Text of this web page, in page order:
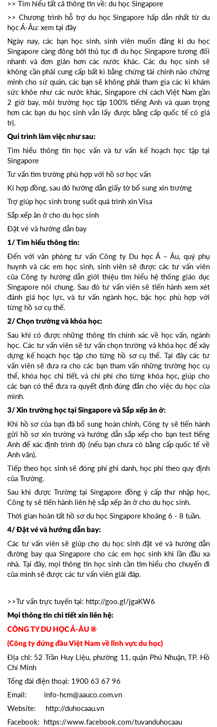
>> Tìm hiểu tất cả thông tin về: du học Singapore
>> Chương trình hỗ trợ du học Singapore hấp dẫn nhất từ du
học Á-Âu: xem tại đây
Ngày nay, các bạn học sinh, sinh viên muốn đăng kí du học
Singapore càng đông bởi thủ tục đi du học Singapore tương đối
nhanh và đơn giản hơn các nước khác. Các du học sinh sẽ
không cần phải cung cấp bất kì bằng chứng tài chính nào chứng
minh cho sứ quán, các bạn sẽ không phải tham gia các kì khám
sức khỏe như các nước khác, Singapore chỉ cách Việt Nam gần
2 giờ bay, môi trường học tập 100% tiếng Anh và quan trọng
hơn các bạn du học sinh vẫn lấy được bằng cấp quốc tế có giá
trị.
Qui trình làm việc như sau:
Tìm hiểu thông tin học vấn và tư vấn kế hoạch học tập tại
Singapore
Tư vấn tìm trường phù hợp với hồ sơ học vấn
Kí hợp đồng, sau đó hướng dẫn giấy tờ bổ sung xin trường
Trợ giúp học sinh trong suốt quá trình xin Visa
Sắp xếp ăn ở cho du học sinh
Đặt vé và hướng dẫn bay
1/ Tìm hiểu thông tin:
Đến với văn phòng tư vấn Công ty Du học Á – Âu, quý phụ
huynh và các em học sinh, sinh viên sẽ được các tư vấn viên
của Công ty hướng dẫn giới thiệu tìm hiểu hệ thống giáo dục
Singapore nói chung. Sau đó tư vấn viên sẽ tiến hành xem xét
đánh giá học lực, và tư vấn ngành học, bậc học phù hợp với
từng hồ sơ cụ thể.
2/ Chọn trường và khóa học:
Sau khi có được những thông tin chính xác về học vấn, ngành
học. Các tư vấn viên sẽ tư vấn chọn trường và khóa học để xây
dựng kế hoạch học tập cho từng hồ sơ cụ thể. Tại đây các tư
vấn viên sẽ đưa ra cho các bạn tham vấn những trường học cụ
thể, khóa học chi tiết, và chi phí cho từng khóa học, giúp cho
các bạn có thể đưa ra quyết định đúng đắn cho việc du học của
mình.
3/ Xin trường học tại Singapore và Sắp xếp ăn ở:
Khi hồ sơ của bạn đã bổ sung hoàn chỉnh, Công ty sẽ tiến hành
gửi hồ sơ xin trường và hướng dẫn sắp xếp cho bạn test tiếng
Anh để xác định trình độ (nếu bạn chưa có bằng cấp quốc tế về
Anh văn).
Tiếp theo học sinh sẽ đóng phí ghi danh, học phí theo quy định
của Trường.
Sau khi được Trường tại Singapore đồng ý cấp thư nhập học,
Công ty sẽ tiến hành liên hệ sắp xếp ăn ở cho du học sinh.
Thời gian hoàn tất hồ sơ du học Singapore khoảng 6 - 8 tuần.
4/ Đặt vé và hướng dẫn bay:
Các tư vấn viên sẽ giúp cho du học sinh đặt vé và hướng dẫn
đường bay qua Singapore cho các em học sinh khi lần đầu xa
nhà. Tại đây, mọi thông tin học sinh cần tìm hiểu cho chuyến đi
của mình sẽ được các tư vấn viên giải đáp.
>>Tư vấn trực tuyến tại: http://goo.gl/jgaKW6
Mọi thông tin chi tiết xin liên hệ:
CÔNG TY DU HỌC Á-ÂU ®
(Công ty đứng đầu Việt Nam về lĩnh vực du học)
Địa chỉ: 52 Trần Huy Liệu, phường 11, quận Phú Nhuận, TP. Hồ
Chí Minh
Tổng đài điện thoại: 1900 63 67 96
Email: info-hcm@aauco.com.vn
Website: http://duhocaau.vn
Facebook: https://www.facebook.com/tuvanduhocaau